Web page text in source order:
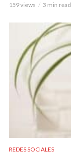
159 views 3 min read
REDES SOCIALES